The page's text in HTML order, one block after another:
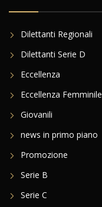
Dilettanti Regionali
Dilettanti Serie D
Eccellenza
Eccellenza Femminile
Giovanili
news in primo piano
Promozione
Serie B
Serie C